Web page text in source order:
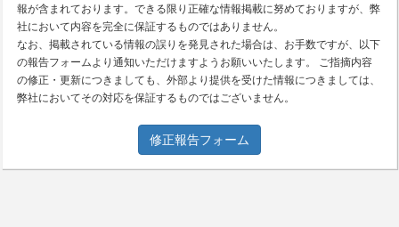
報が含まれております。できる限り正確な情報掲載に努めておりますが、弊
社において内容を完全に保証するものではありません。
なお、掲載されている情報の誤りを発見された場合は、お手数ですが、以下
の報告フォームより通知いただけますようお願いいたします。 ご指摘内容
の修正・更新につきましても、外部より提供を受けた情報につきましては、
弊社においてその対応を保証するものではございません。
修正報告フォーム